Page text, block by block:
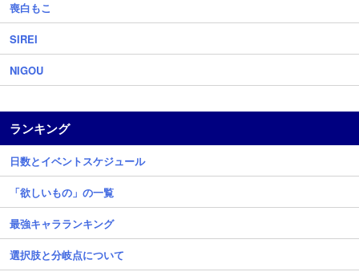
喪白もこ
SIREI
NIGOU
ランキング
日数とイベントスケジュール
「欲しいもの」の一覧
最強キャラランキング
選択肢と分岐点について